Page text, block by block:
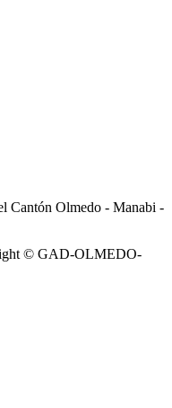
Cantón Olmedo - Manabi -
© GAD-OLMEDO-